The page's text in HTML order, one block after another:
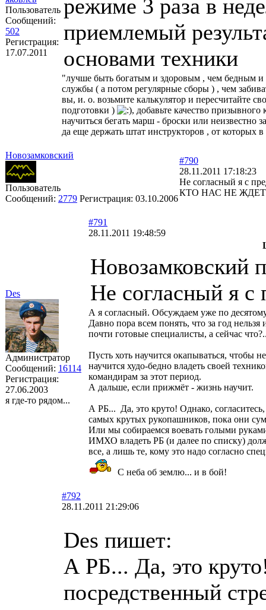
Пользователь
Сообщений:
502
Регистрация:
17.07.2011
режиме 3 раза в
приемлемый
основами техники
"лучше быть богатым и здоровым , чем бедным
службы ( а потом регулярные сборы ) , чем
вы, и. о. возьмите калькулятор и пересчитайте
подготовки )
, добавьте качество
научиться бегать марш - броски или неизвестно
да еще держать штат инструкторов , от которых
Новозамковский
Пользователь
Сообщений: 2779 Регистрация: 03.10.2006
#790
28.11.2011 17:18:23
Не согласный я с
КТО НАС НЕ
Des
Администратор
Сообщений: 16114
Регистрация:
27.06.2003
я где-то рядом...
#791
28.11.2011 19:48:59
Новозамковский
Не согласный я
А я согласный. Обсуждаем уже по
Давно пора всем понять, что за год
почти готовые специалисты, а сейчас
Пусть хоть научится окапываться, чтобы
научится худо-бедно владеть своей
командирам за этот период.
А дальше, если прижмёт - жизнь научит.
А РБ... Да, это круто! Однако,
самых крутых рукопашников, пока они
Или мы собираемся воевать голыми
ИМХО владеть РБ (и далее по списку)
все, а лишь те, кому это надо согласно
С неба об землю... и в бой!
#792
28.11.2011 21:29:06
Des пишет:
А РБ... Да, это
посредственный